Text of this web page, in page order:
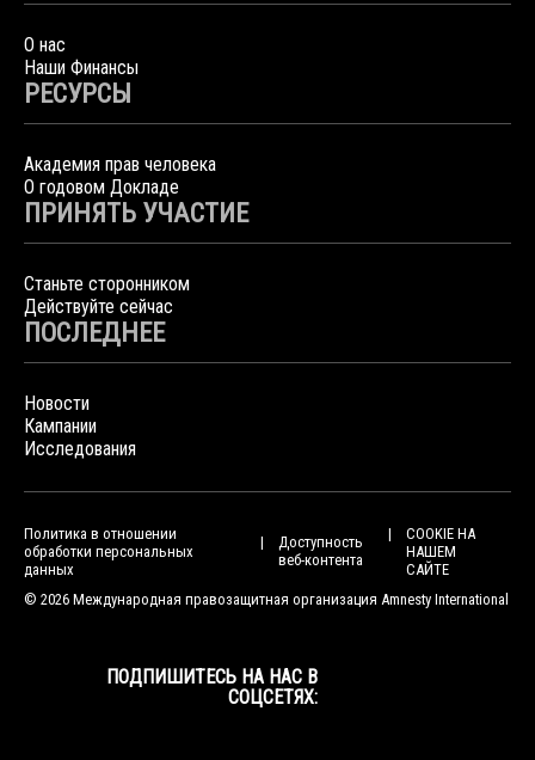
О нас
Наши Финансы
РЕСУРСЫ
Академия прав человека
О годовом Докладе
ПРИНЯТЬ УЧАСТИЕ
Станьте сторонником
Действуйте сейчас
ПОСЛЕДНЕЕ
Новости
Кампании
Исследования
Политика в отношении
обработки персональных
данных
Доступность
веб-контента
COOKIE НА
НАШЕМ
САЙТЕ
© 2026 Международная правозащитная организация Amnesty International
ПОДПИШИТЕСЬ НА НАС В
СОЦСЕТЯХ: